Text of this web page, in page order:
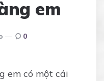
em
0
em có một cái